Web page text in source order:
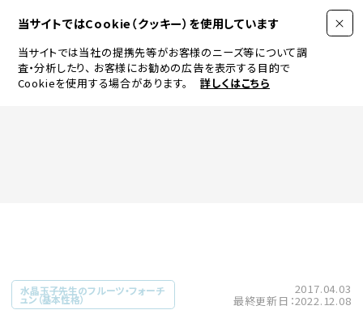
当サイトではCookie（クッキー）を使用しています
当サイトでは当社の提携先等がお客様のニーズ等について調
査・分析したり、 お客様にお勧めの広告を表示する目的で
Cookieを使用する場合があります。
詳しくはこちら
JEWELRY & WATCH
水晶玉子先生のフルーツ・フォーチ
ュン（基本性格）
2017.04.03
最終更新日：2022.12.08